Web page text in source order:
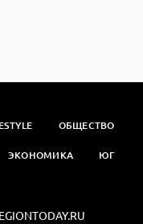
ОБЩЕСТВО
ЭКОНОМИКА ЮГ